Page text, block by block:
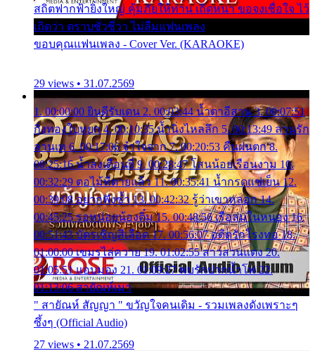
สถิตฟากฟ้ายิ่งใหญ่ คุ้มภัยให้ท่าน เถิดหนา ขอจงเชื่อใจ ไว้
เถิดว่า ตราบชั่วชีวา ไม่ลืมแฟนเพลง
ขอบคุณแฟนเพลง - Cover Ver. (KARAOKE)
29 views • 31.07.2569
1. 00:00:00 ยินดีรับเดน 2. 00:03:44 น้ำตาอีสาน 3. 00:07:51
กิ่งทองใบหยก 4. 00:10:35 น้ำนิ่งไหลลึก 5. 00:13:49 ลานรัก
ลานเท 6. 00:17:06 จำใจจาก 7. 00:20:53 คืนฝนตก 8.
00:25:16 น้ำลงเดือนยี่ 9. 00:28:47 โสนน้อยเรือนงาม 10.
00:32:29 ตอไม้ที่ตายแล้ว 11. 00:35:41 น้ำกรดแช่เย็น 12.
00:39:08 อยากฟังซ้ำ 13. 00:42:32 รู้ว่าเขาหลอก 14.
00:45:25 รอหน่อยน้องติ๋ม 15. 00:48:56 เรือล่มในหนอง 16.
00:51:43 บัตรเชิญสีเลือด 17. 00:56:07 อดีตรักโรงทอ 18.
01:00:00 เขมรไล่ควาย 19. 01:02:55 สาวสวนแตง 20.
01:05:51 แอบมอง 21. 01:09:27 พบรักปากน้ำโพ 22.
01:13:06 สายัณห์เมา
" สายัณห์ สัญญา " ขวัญใจคนเดิม - รวมเพลงดังเพราะๆ
ซึ้งๆ (Official Audio)
27 views • 21.07.2569